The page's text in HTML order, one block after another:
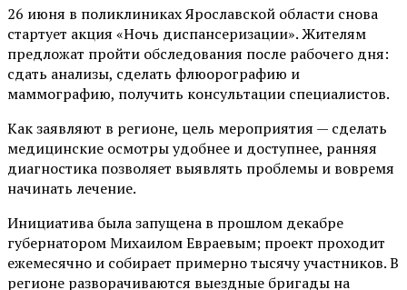
26 июня в поликлиниках Ярославской области снова
стартует акция «Ночь диспансеризации». Жителям
предложат пройти обследования после рабочего дня:
сдать анализы, сделать флюорографию и
маммографию, получить консультации специалистов.
Как заявляют в регионе, цель мероприятия — сделать
медицинские осмотры удобнее и доступнее, ранняя
диагностика позволяет выявлять проблемы и вовремя
начинать лечение.
Инициатива была запущена в прошлом декабре
губернатором Михаилом Евраевым; проект проходит
ежемесячно и собирает примерно тысячу участников. В
регионе разворачиваются выездные бригады на